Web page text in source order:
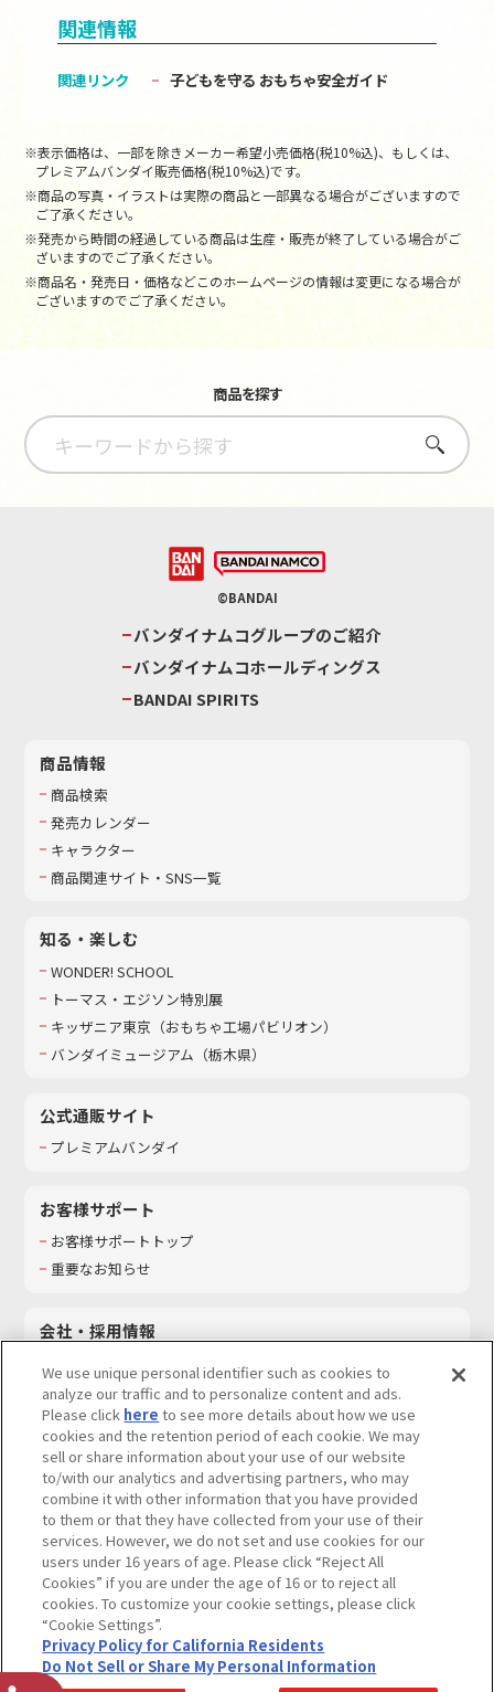
関連情報
関連リンク 子どもを守る おもちゃ安全ガイド
※表示価格は、一部を除きメーカー希望小売価格(税10%込)、もしくは、
プレミアムバンダイ販売価格(税10%込)です。
※商品の写真・イラストは実際の商品と一部異なる場合がございますので
ご了承ください。
※発売から時間の経過している商品は生産・販売が終了している場合がご
ざいますのでご了承ください。
※商品名・発売日・価格などこのホームページの情報は変更になる場合が
ございますのでご了承ください。
商品を探す
さがす
©BANDAI
バンダイナムコグループのご紹介
バンダイナムコホールディングス
BANDAI SPIRITS
商品情報
商品検索
発売カレンダー
キャラクター
商品関連サイト・SNS一覧
知る・楽しむ
WONDER! SCHOOL
トーマス・エジソン特別展
キッザニア東京（おもちゃ工場パビリオン）​
バンダイミュージアム（栃木県）
公式通販サイト
プレミアムバンダイ
お客様サポート
お客様サポートトップ
重要なお知らせ
会社・採用情報
採用情報
サステナビリティ
お問い合わせ
ウェブサイトご利用条件 ソーシャルメディアポリシー
個人情報及び特定個人情報等の取り扱いに関する保護方針
Do Not Sell or Share My Personal Information著作権・商標について
カスタマーハラスメントに対する基本的な対応方針
We use unique personal identifier such as cookies to
analyze our traffic and to personalize content and ads.
Please click here to see more details about how we use
cookies and the retention period of each cookie. We may
sell or share information about your use of our website
to/with our analytics and advertising partners, who may
combine it with other information that you have provided
to them or that they have collected from your use of their
services. However, we do not set and use cookies for our
users under 16 years of age. Please click “Reject All
Cookies” if you are under the age of 16 or to reject all
cookies. To customize your cookie settings, please click
“Cookie Settings”.
Privacy Policy for California Residents
Do Not Sell or Share My Personal Information